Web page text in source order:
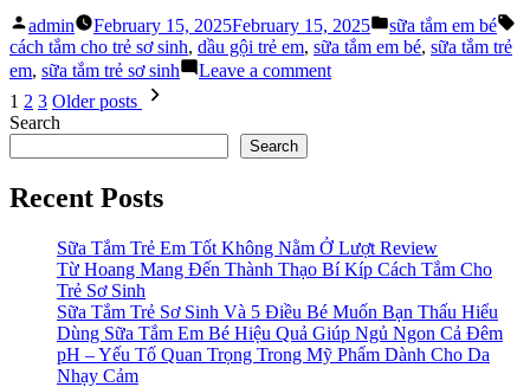
em
bé
cần
có
những
đặc
đặc
Posted
by
admin February 15, 2025February 15, 2025
Posted
in
sữa tắm em bé
cách tắm cho trẻ sơ sinh, dầu gội trẻ em, sữa tắm em bé, sữa tắm trẻ
em, sữa tắm trẻ sơ sinh Leave a commenton
đặc
tính
gì
đặc
biệt
Posts
pagination
1 2 3 Older posts
Search
Search
Recent Posts
Sữa Tắm Trẻ Em Tốt Không Nằm Ở Lượt Review
Từ Hoang Mang Đến Thành Thạo Bí Kíp Cách Tắm Cho
Trẻ Sơ Sinh
Sữa Tắm Trẻ Sơ Sinh Và 5 Điều Bé Muốn Bạn Thấu Hiểu
Dùng Sữa Tắm Em Bé Hiệu Quả Giúp Ngủ Ngon Cả Đêm
pH – Yếu Tố Quan Trọng Trong Mỹ Phẩm Dành Cho Da
Nhạy Cảm